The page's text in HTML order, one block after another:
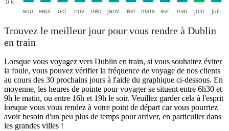
Trouvez le meilleur jour pour vous rendre à Dublin
en train
Lorsque vous voyagez vers Dublin en train, si vous souhaitez éviter
la foule, vous pouvez vérifier la fréquence de voyage de nos clients
au cours des 30 prochains jours à l'aide du graphique ci-dessous. En
moyenne, les heures de pointe pour voyager se situent entre 6h30 et
9h le matin, ou entre 16h et 19h le soir. Veuillez garder cela à l'esprit
lorsque vous vous rendez à votre point de départ car vous pourriez
avoir besoin d'un peu plus de temps pour arriver, en particulier dans
les grandes villes !